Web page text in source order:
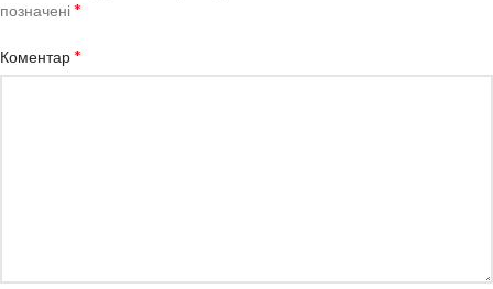
позначені*
Коментар*